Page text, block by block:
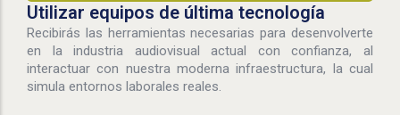
Utilizar equipos de última tecnología
Recibirás las herramientas necesarias para desenvolverte
en la industria audiovisual actual con confianza, al
interactuar con nuestra moderna infraestructura, la cual
simula entornos laborales reales.